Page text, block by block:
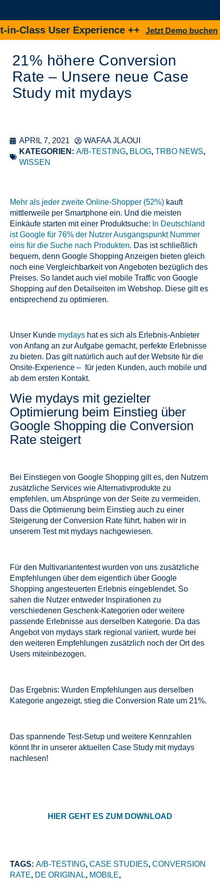
User Experience ++Jetzt Demo buchen
21% höhere Conversion
Rate – Unsere neue Case
Study mit mydays
APRIL 7, 2021
WAFAA JLAOUI
KATEGORIEN: A/B-TESTING, BLOG, TRBO NEWS,
WISSEN
Mehr als jeder zweite Online-Shopper (52%) kauft
mittlerweile per Smartphone ein. Und die meisten
Einkäufe starten mit einer Produktsuche: In Deutschland
ist Google für 76% der Nutzer Ausgangspunkt Nummer
eins für die Suche nach Produkten. Das ist schließlich
bequem, denn Google Shopping Anzeigen bieten gleich
noch eine Vergleichbarkeit von Angeboten bezüglich des
Preises. So landet auch viel mobile Traffic von Google
Shopping auf den Detailseiten im Webshop. Diese gilt es
entsprechend zu optimieren.
Unser Kunde mydays hat es sich als Erlebnis-Anbieter
von Anfang an zur Aufgabe gemacht, perfekte Erlebnisse
zu bieten. Das gilt natürlich auch auf der Website für die
Onsite-Experience – für jeden Kunden, auch mobile und
ab dem ersten Kontakt.
Wie mydays mit gezielter
Optimierung beim Einstieg über
Google Shopping die Conversion
Rate steigert
Bei Einstiegen von Google Shopping gilt es, den Nutzern
zusätzliche Services wie Alternativprodukte zu
empfehlen, um Absprünge von der Seite zu vermeiden.
Dass die Optimierung beim Einstieg auch zu einer
Steigerung der Conversion Rate führt, haben wir in
unserem Test mit mydays nachgewiesen.
Für den Multivariantentest wurden von uns zusätzliche
Empfehlungen über dem eigentlich über Google
Shopping angesteuerten Erlebnis eingeblendet. So
sahen die Nutzer entweder Inspirationen zu
verschiedenen Geschenk-Kategorien oder weitere
passende Erlebnisse aus derselben Kategorie. Da das
Angebot von mydays stark regional variiert, wurde bei
den weiteren Empfehlungen zusätzlich noch der Ort des
Users miteinbezogen.
Das Ergebnis: Wurden Empfehlungen aus derselben
Kategorie angezeigt, stieg die Conversion Rate um 21%.
Das spannende Test-Setup und weitere Kennzahlen
könnt Ihr in unserer aktuellen Case Study mit mydays
nachlesen!
HIER GEHT ES ZUM DOWNLOAD
TAGS: A/B-TESTING, CASE STUDIES, CONVERSION
RATE, DE ORIGINAL, MOBILE,